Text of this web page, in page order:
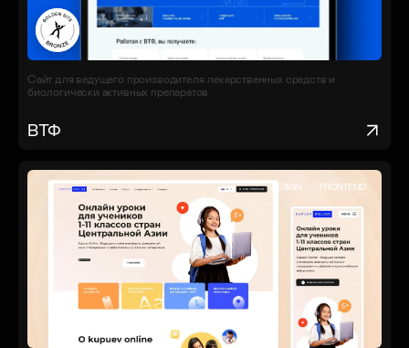
Сайт для ведущего производителя лекарственных средств и
биологически активных препаратов
ВТФ
DESIGN FRONTEND